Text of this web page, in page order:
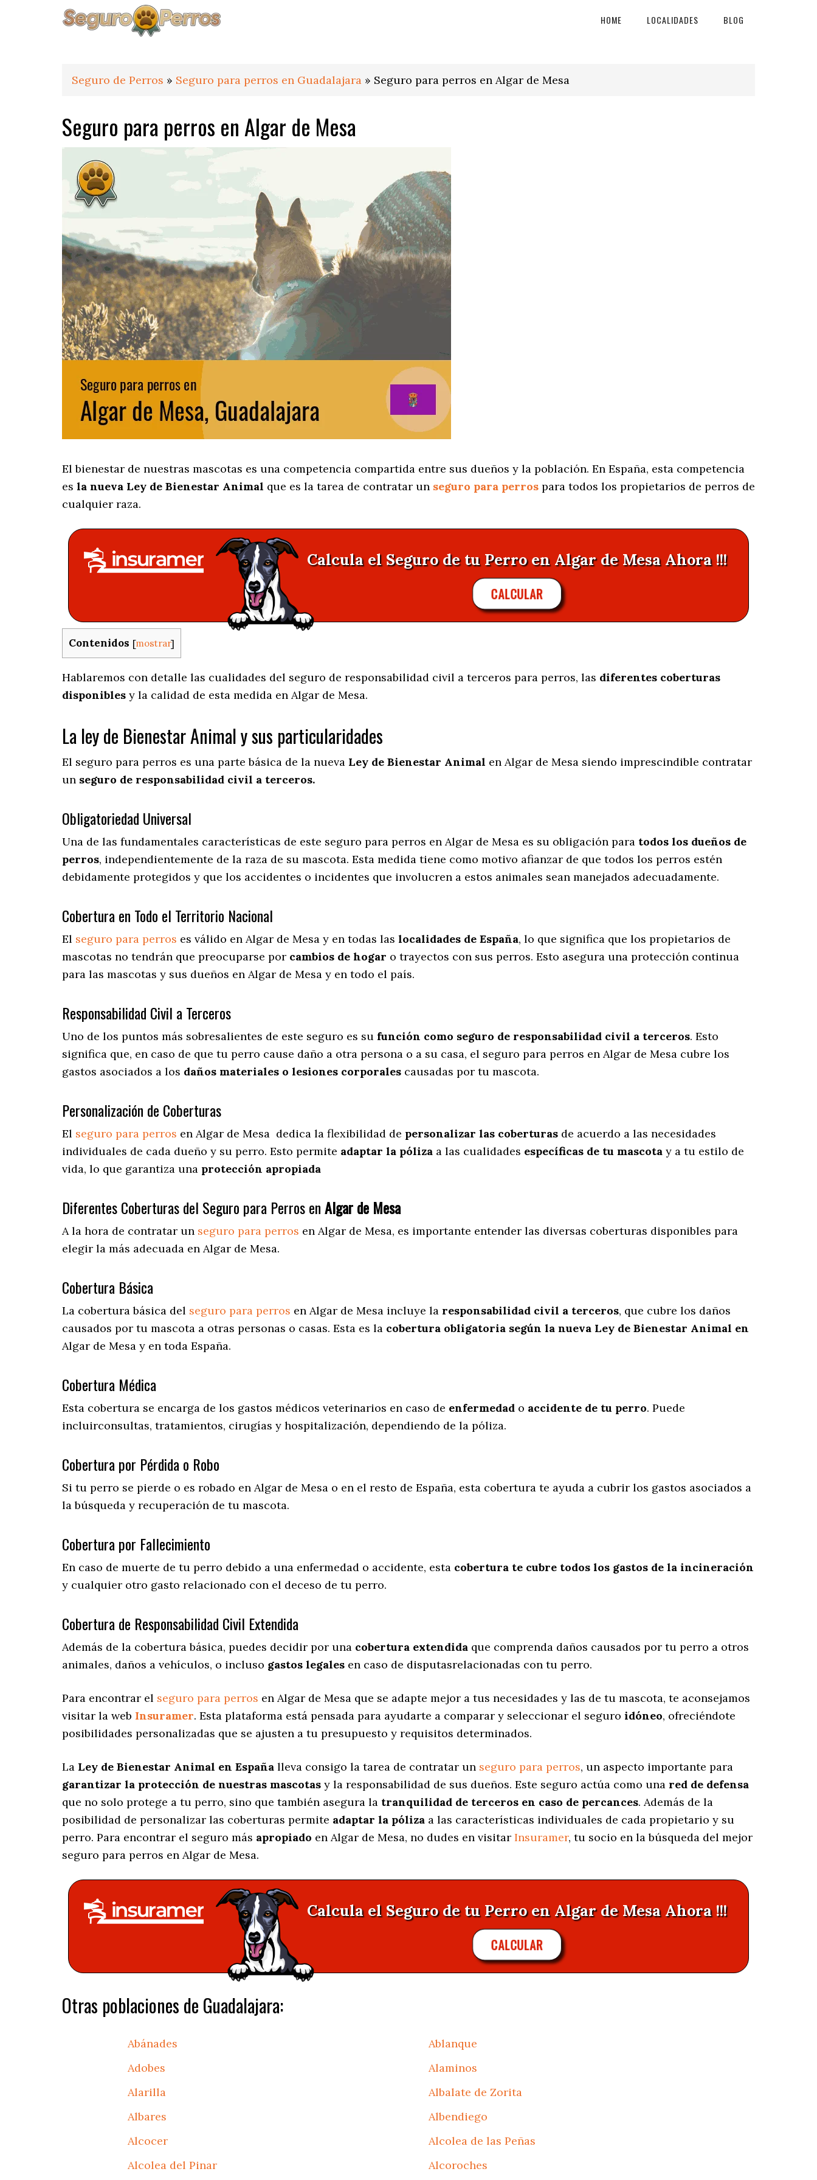
HOME LOCALIDADES BLOG
Seguro de Perros » Seguro para perros en Guadalajara » Seguro para perros en Algar de Mesa
Seguro para perros en Algar de Mesa
El bienestar de nuestras mascotas es una competencia compartida entre sus dueños y la población. En España, esta competencia
es la nueva Ley de Bienestar Animal que es la tarea de contratar un seguro para perros para todos los propietarios de perros de
cualquier raza.
Calcula el Seguro de tu Perro en Algar de Mesa Ahora !!!
CALCULAR
Contenidos [mostrar]
Hablaremos con detalle las cualidades del seguro de responsabilidad civil a terceros para perros, las diferentes coberturas
disponibles y la calidad de esta medida en Algar de Mesa.
La ley de Bienestar Animal y sus particularidades
El seguro para perros es una parte básica de la nueva Ley de Bienestar Animal en Algar de Mesa siendo imprescindible contratar
un seguro de responsabilidad civil a terceros.
Obligatoriedad Universal
Una de las fundamentales características de este seguro para perros en Algar de Mesa es su obligación para todos los dueños de
perros, independientemente de la raza de su mascota. Esta medida tiene como motivo afianzar de que todos los perros estén
debidamente protegidos y que los accidentes o incidentes que involucren a estos animales sean manejados adecuadamente.
Cobertura en Todo el Territorio Nacional
El seguro para perros es válido en Algar de Mesa y en todas las localidades de España, lo que significa que los propietarios de
mascotas no tendrán que preocuparse por cambios de hogar o trayectos con sus perros. Esto asegura una protección continua
para las mascotas y sus dueños en Algar de Mesa y en todo el país.
Responsabilidad Civil a Terceros
Uno de los puntos más sobresalientes de este seguro es su función como seguro de responsabilidad civil a terceros. Esto
significa que, en caso de que tu perro cause daño a otra persona o a su casa, el seguro para perros en Algar de Mesa cubre los
gastos asociados a los daños materiales o lesiones corporales causadas por tu mascota.
Personalización de Coberturas
El seguro para perros en Algar de Mesa dedica la flexibilidad de personalizar las coberturas de acuerdo a las necesidades
individuales de cada dueño y su perro. Esto permite adaptar la póliza a las cualidades específicas de tu mascota y a tu estilo de
vida, lo que garantiza una protección apropiada
Diferentes Coberturas del Seguro para Perros enAlgar de Mesa
A la hora de contratar un seguro para perros en Algar de Mesa, es importante entender las diversas coberturas disponibles para
elegir la más adecuada en Algar de Mesa.
Cobertura Básica
La cobertura básica del seguro para perros en Algar de Mesa incluye la responsabilidad civil a terceros, que cubre los daños
causados por tu mascota a otras personas o casas. Esta es la cobertura obligatoria según la nueva Ley de Bienestar Animal en
Algar de Mesa y en toda España.
Cobertura Médica
Esta cobertura se encarga de los gastos médicos veterinarios en caso de enfermedad o accidente de tu perro. Puede
incluirconsultas, tratamientos, cirugías y hospitalización, dependiendo de la póliza.
Cobertura por Pérdida o Robo
Si tu perro se pierde o es robado en Algar de Mesa o en el resto de España, esta cobertura te ayuda a cubrir los gastos asociados a
la búsqueda y recuperación de tu mascota.
Cobertura por Fallecimiento
En caso de muerte de tu perro debido a una enfermedad o accidente, esta cobertura te cubre todos los gastos de la incineración
y cualquier otro gasto relacionado con el deceso de tu perro.
Cobertura de Responsabilidad Civil Extendida
Además de la cobertura básica, puedes decidir por una cobertura extendida que comprenda daños causados por tu perro a otros
animales, daños a vehículos, o incluso gastos legales en caso de disputasrelacionadas con tu perro.
Para encontrar el seguro para perros en Algar de Mesa que se adapte mejor a tus necesidades y las de tu mascota, te aconsejamos
visitar la web Insuramer. Esta plataforma está pensada para ayudarte a comparar y seleccionar el seguro idóneo, ofreciéndote
posibilidades personalizadas que se ajusten a tu presupuesto y requisitos determinados.
La Ley de Bienestar Animal en España lleva consigo la tarea de contratar un seguro para perros, un aspecto importante para
garantizar la protección de nuestras mascotas y la responsabilidad de sus dueños. Este seguro actúa como una red de defensa
que no solo protege a tu perro, sino que también asegura la tranquilidad de terceros en caso de percances. Además de la
posibilidad de personalizar las coberturas permite adaptar la póliza a las características individuales de cada propietario y su
perro. Para encontrar el seguro más apropiado en Algar de Mesa, no dudes en visitar Insuramer, tu socio en la búsqueda del mejor
seguro para perros en Algar de Mesa.
Calcula el Seguro de tu Perro en Algar de Mesa Ahora !!!
CALCULAR
Otras poblaciones de Guadalajara:
Abánades
Ablanque
Adobes
Alaminos
Alarilla
Albalate de Zorita
Albares
Albendiego
Alcocer
Alcolea de las Peñas
Alcolea del Pinar
Alcoroches